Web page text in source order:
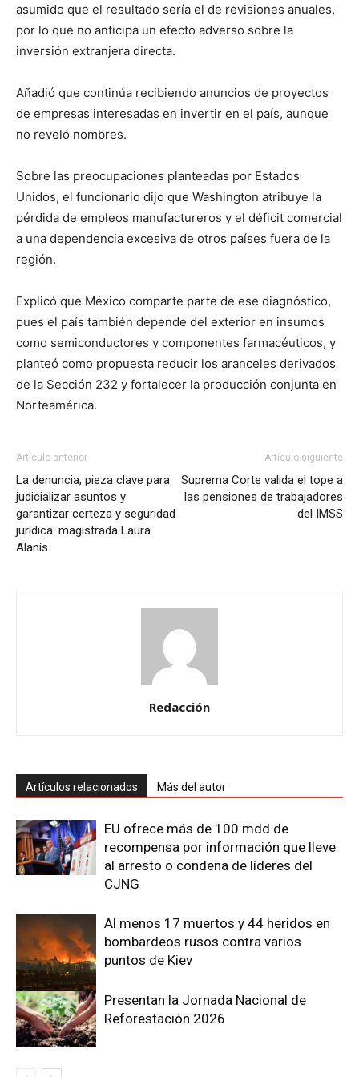
asumido que el resultado sería el de revisiones anuales,
por lo que no anticipa un efecto adverso sobre la
inversión extranjera directa.
Añadió que continúa recibiendo anuncios de proyectos
de empresas interesadas en invertir en el país, aunque
no reveló nombres.
Sobre las preocupaciones planteadas por Estados
Unidos, el funcionario dijo que Washington atribuye la
pérdida de empleos manufactureros y el déficit comercial
a una dependencia excesiva de otros países fuera de la
región.
Explicó que México comparte parte de ese diagnóstico,
pues el país también depende del exterior en insumos
como semiconductores y componentes farmacéuticos, y
planteó como propuesta reducir los aranceles derivados
de la Sección 232 y fortalecer la producción conjunta en
Norteamérica.
Artículo anterior
La denuncia, pieza clave para
judicializar asuntos y
garantizar certeza y seguridad
jurídica: magistrada Laura
Alanís
Artículo siguiente
Suprema Corte valida el tope a
las pensiones de trabajadores
del IMSS
Redacción
Artículos relacionados Más del autor
EU ofrece más de 100 mdd de
recompensa por información que lleve
al arresto o condena de líderes del
CJNG
Al menos 17 muertos y 44 heridos en
bombardeos rusos contra varios
puntos de Kiev
Presentan la Jornada Nacional de
Reforestación 2026